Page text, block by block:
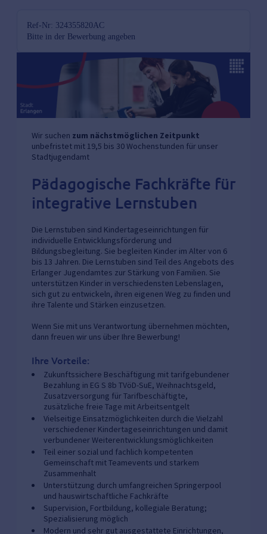
Ref-Nr: 324355820AC
Bitte in der Bewerbung angeben